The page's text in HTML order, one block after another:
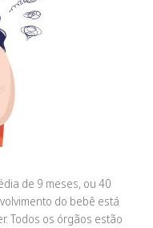
de 9 meses, ou 40
do bebê está
Todos os órgãos estão